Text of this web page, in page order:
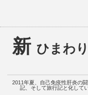
新 ひまわ
2011年夏、自己免疫性肝炎の
記、そして旅行記と化して